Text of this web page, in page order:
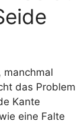
manchmal
das Problem
Kante
eine Falte